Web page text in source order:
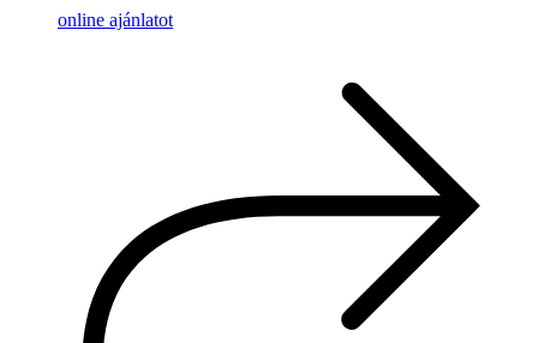
online ajánlatot